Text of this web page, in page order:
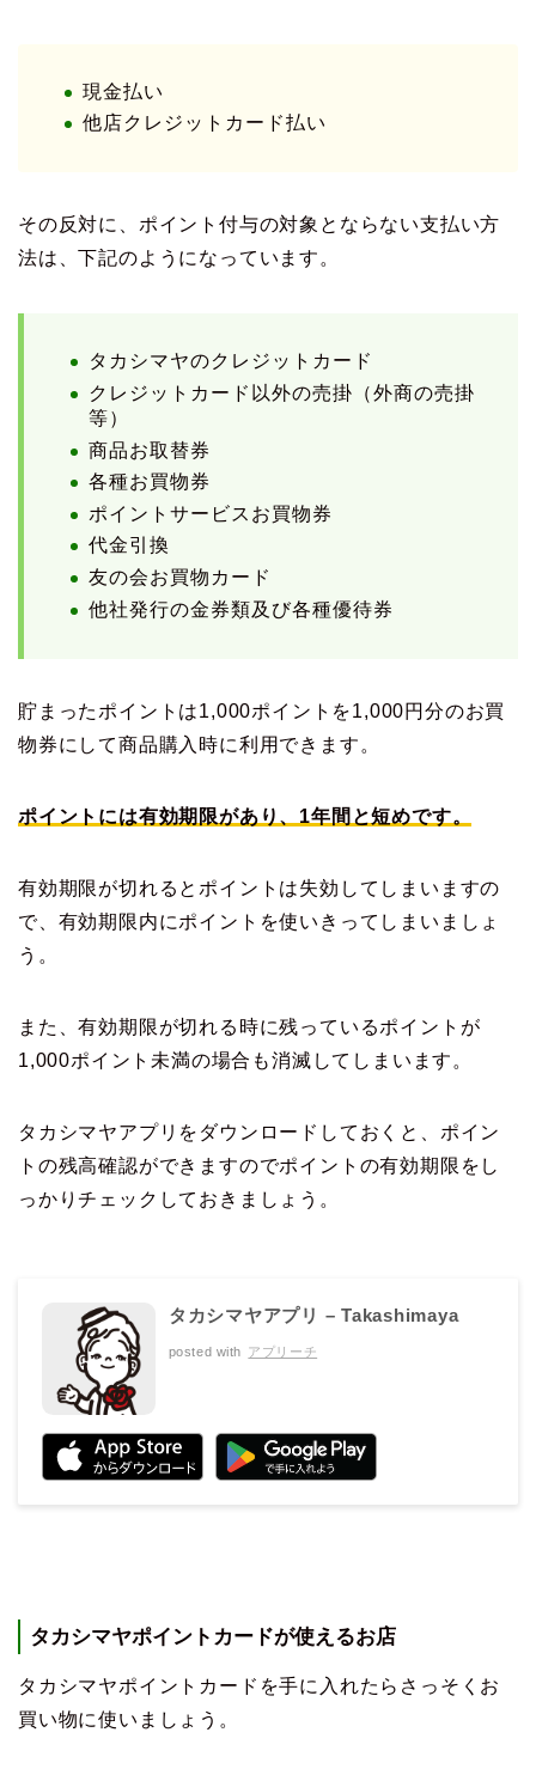
現金払い
他店クレジットカード払い
その反対に、ポイント付与の対象とならない支払い方
法は、下記のようになっています。
タカシマヤのクレジットカード
クレジットカード以外の売掛（外商の売掛
等）
商品お取替券
各種お買物券
ポイントサービスお買物券
代金引換
友の会お買物カード
他社発行の金券類及び各種優待券
貯まったポイントは1,000ポイントを1,000円分のお買
物券にして商品購入時に利用できます。
ポイントには有効期限があり、1年間と短めです。
有効期限が切れるとポイントは失効してしまいますの
で、有効期限内にポイントを使いきってしまいましょ
う。
また、有効期限が切れる時に残っているポイントが
1,000ポイント未満の場合も消滅してしまいます。
タカシマヤアプリをダウンロードしておくと、ポイン
トの残高確認ができますのでポイントの有効期限をし
っかりチェックしておきましょう。
タカシマヤアプリ – Takashimaya
posted with アプリーチ
タカシマヤポイントカードが使えるお店
タカシマヤポイントカードを手に入れたらさっそくお
買い物に使いましょう。